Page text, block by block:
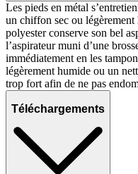
Les pieds en métal
un chiffon sec ou
polyester conserve son bel
l’aspirateur muni d’une
immédiatement en les
légèrement humide ou un
trop fort afin de ne pas
Téléchargements